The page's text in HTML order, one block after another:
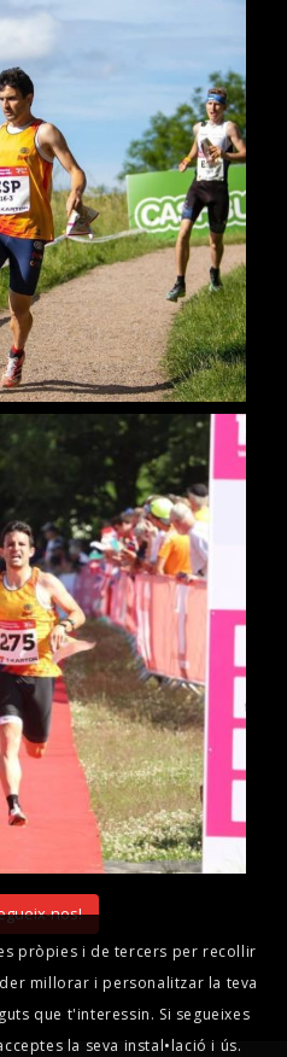
nos!
pròpies i de tercers per recollir
millorar i personalitzar la teva
que t'interessin. Si segueixes
la seva instal•lació i ús.